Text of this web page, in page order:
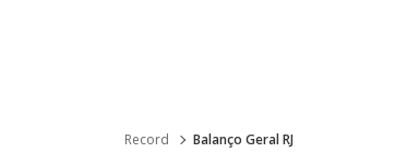
Record Balanço Geral RJ